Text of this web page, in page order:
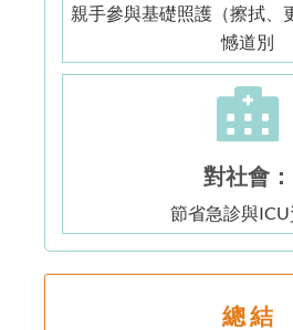
親手參與基礎照護（擦拭、
憾道別
對社會：
節省急診與
總 結